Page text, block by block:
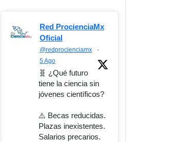
Red ProcienciaMx
Oficial
@redprocienciamx
·
5 Ago
🧬 ¿Qué futuro
tiene la ciencia sin
jóvenes científicos?
⚠️ Becas reducidas.
Plazas inexistentes.
Salarios precarios.